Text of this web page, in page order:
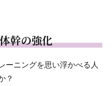
幹の強化
ーニングを思い浮かべる人
？